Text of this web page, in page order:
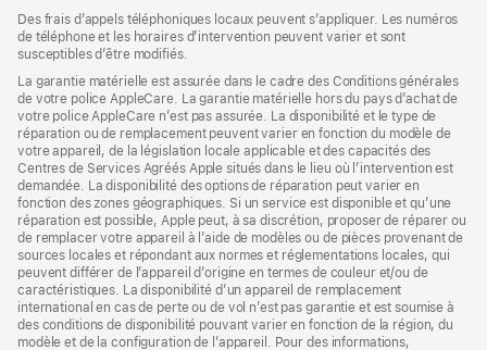
nouvelle
fenêtre)
une
nouvelle
fenêtre)
une
nouvelle
Des frais d’appels téléphoniques locaux peuvent s’appliquer. Les numéros
de téléphone et les horaires d’intervention peuvent varier et sont
susceptibles d’être modifiés.
La garantie matérielle est assurée dans le cadre des Conditions générales
de votre police AppleCare. La garantie matérielle hors du pays d’achat de
votre police AppleCare n’est pas assurée. La disponibilité et le type de
réparation ou de remplacement peuvent varier en fonction du modèle de
votre appareil, de la législation locale applicable et des capacités des
Centres de Services Agréés Apple situés dans le lieu où l’intervention est
demandée. La disponibilité des options de réparation peut varier en
fonction des zones géographiques. Si un service est disponible et qu’une
réparation est possible, Apple peut, à sa discrétion, proposer de réparer ou
de remplacer votre appareil à l’aide de modèles ou de pièces provenant de
sources locales et répondant aux normes et réglementations locales, qui
peuvent différer de l’appareil d’origine en termes de couleur et/ou de
caractéristiques. La disponibilité d’un appareil de remplacement
international en cas de perte ou de vol n’est pas garantie et est soumise à
des conditions de disponibilité pouvant varier en fonction de la région, du
modèle et de la configuration de l’appareil. Pour des informations,